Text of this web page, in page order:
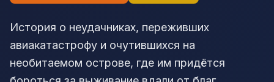
История о неудачниках, переживших
авиакатастрофу и очутившихся на
необитаемом острове, где им придётся